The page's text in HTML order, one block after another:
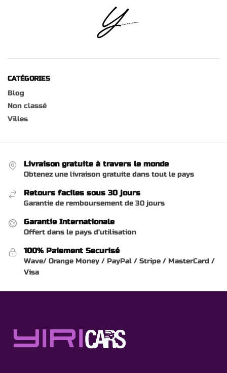
CATÉGORIES
Blog
Non classé
Villes
Livraison gratuite à travers le monde
Obtenez une livraison gratuite dans tout le pays
Retours faciles sous 30 jours
Garantie de remboursement de 30 jours
Garantie Internationale
Offert dans le pays d'utilisation
100% Paiement Securisé
Wave/ Orange Money / PayPal / Stripe / MasterCard /
Visa